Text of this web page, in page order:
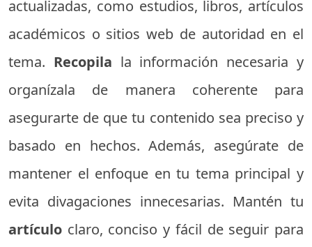
actualizadas, como estudios, libros, artículos
académicos o sitios web de autoridad en el
tema. Recopila la información necesaria y
organízala de manera coherente para
asegurarte de que tu contenido sea preciso y
basado en hechos. Además, asegúrate de
mantener el enfoque en tu tema principal y
evita divagaciones innecesarias. Mantén tu
artículo claro, conciso y fácil de seguir para